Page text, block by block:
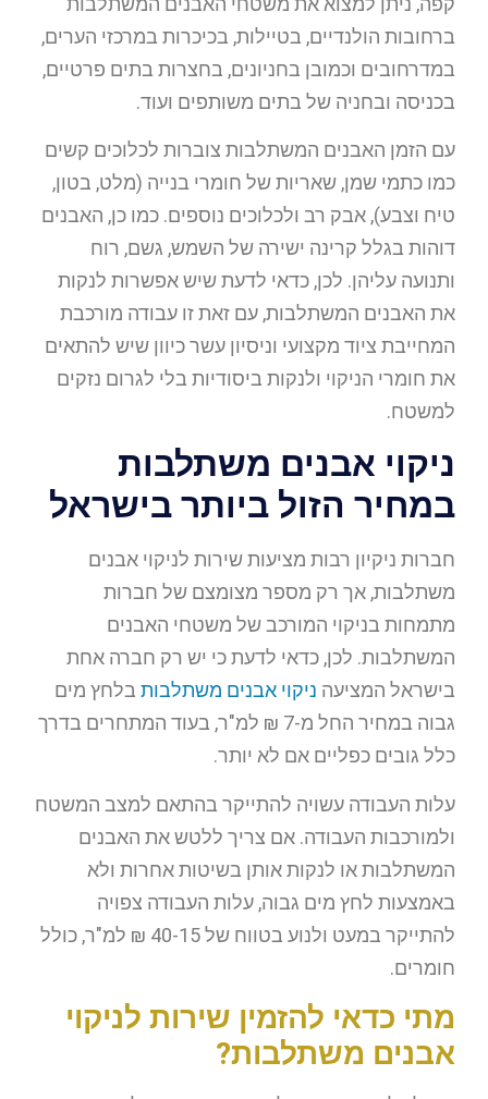
ברחובות הולנדיים, בטיילות, בכיכרות במרכזי הערים,
במדרחובים וכמובן בחניונים, בחצרות בתים פרטיים,
בכניסה ובחניה של בתים משותפים ועוד.
עם הזמן האבנים המשתלבות צוברות לכלוכים קשים
כמו כתמי שמן, שאריות של חומרי בנייה (מלט, בטון,
טיח וצבע), אבק רב ולכלוכים נוספים. כמו כן, האבנים
דוהות בגלל קרינה ישירה של השמש, גשם, רוח
ותנועה עליהן. לכן, כדאי לדעת שיש אפשרות לנקות
את האבנים המשתלבות, עם זאת זו עבודה מורכבת
המחייבת ציוד מקצועי וניסיון עשר כיוון שיש להתאים
את חומרי הניקוי ולנקות ביסודיות בלי לגרום נזקים
למשטח.
ניקוי אבנים משתלבות
במחיר הזול ביותר בישראל
חברות ניקיון רבות מציעות שירות לניקוי אבנים
משתלבות, אך רק מספר מצומצם של חברות
מתמחות בניקוי המורכב של משטחי האבנים
המשתלבות. לכן, כדאי לדעת כי יש רק חברה אחת
בישראל המציעה ניקוי אבנים משתלבות בלחץ מים
גבוה במחיר החל מ-7 ₪ למ"ר, בעוד המתחרים בדרך
כלל גובים כפליים אם לא יותר.
עלות העבודה עשויה להתייקר בהתאם למצב המשטח
ולמורכבות העבודה. אם צריך ללטש את האבנים
המשתלבות או לנקות אותן בשיטות אחרות ולא
באמצעות לחץ מים גבוה, עלות העבודה צפויה
להתייקר במעט ולנוע בטווח של 40-15 ₪ למ"ר, כולל
חומרים.
מתי כדאי להזמין שירות לניקוי
אבנים משתלבות?